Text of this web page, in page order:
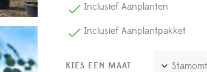
Inclusief Aanplanten
Inclusief Aanplantpakket
KIES EEN MAAT